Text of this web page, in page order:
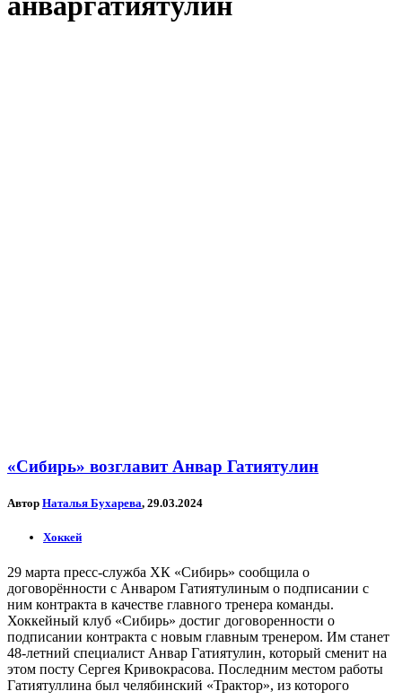
«Сибирь» возглавит Анвар Гатиятулин
Автор Наталья Бухарева, 29.03.2024
Хоккей
29 марта пресс-служба ХК «Сибирь» сообщила о
договорённости с Анваром Гатиятулиным о подписании с
ним контракта в качестве главного тренера команды.
Хоккейный клуб «Сибирь» достиг договоренности о
подписании контракта с новым главным тренером. Им станет
48-летний специалист Анвар Гатиятулин, который сменит на
этом посту Сергея Кривокрасова. Последним местом работы
Гатиятуллина был челябинский «Трактор», из которого